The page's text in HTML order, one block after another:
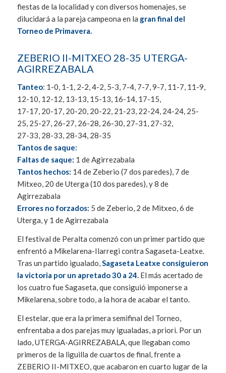
fiestas de la localidad y con diversos homenajes, se
dilucidará a la pareja campeona en la gran final del
Torneo de Primavera.
ZEBERIO II-MITXEO 28-35 UTERGA-
AGIRREZABALA
Tanteo: 1-0, 1-1, 2-2, 4-2, 5-3, 7-4, 7-7, 9-7, 11-7, 11-9,
12-10, 12-12, 13-13, 15-13, 16-14, 17-15,
17-17, 20-17, 20-20, 20-22, 21-23, 22-24, 24-24, 25-
25, 25-27, 26-27, 26-28, 26-30, 27-31, 27-32,
27-33, 28-33, 28-34, 28-35
Tantos de saque:
Faltas de saque: 1 de Agirrezabala
Tantos hechos: 14 de Zeberio (7 dos paredes), 7 de
Mitxeo, 20 de Uterga (10 dos paredes), y 8 de
Agirrezabala
Errores no forzados: 5 de Zeberio, 2 de Mitxeo, 6 de
Uterga, y 1 de Agirrezabala
El festival de Peralta comenzó con un primer partido que
enfrentó a Mikelarena-Ilarregi contra Sagaseta-Leatxe.
Tras un partido igualado,Sagaseta Leatxe consiguieron
la victoria por un apretado 30 a 24.El más acertado de
los cuatro fue Sagaseta, que consiguió imponerse a
Mikelarena, sobre todo, a la hora de acabar el tanto.
El estelar, que era la primera semifinal del Torneo,
enfrentaba a dos parejas muy igualadas, a priori. Por un
lado, UTERGA-AGIRREZABALA, que llegaban como
primeros de la liguilla de cuartos de final, frente a
ZEBERIO II-MITXEO, que acabaron en cuarto lugar de la